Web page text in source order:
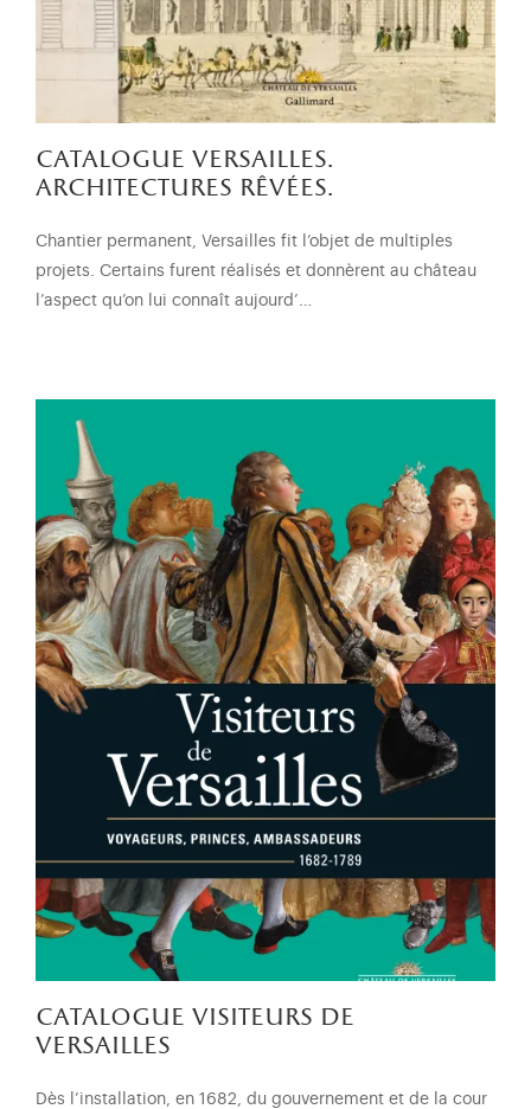
catalogue versailles.
architectures rêvées.
Chantier permanent, Versailles fit l’objet de multiples
projets. Certains furent réalisés et donnèrent au château
l’aspect qu’on lui connaît aujourd’…
catalogue visiteurs de
versailles
Dès l’installation, en 1682, du gouvernement et de la cour